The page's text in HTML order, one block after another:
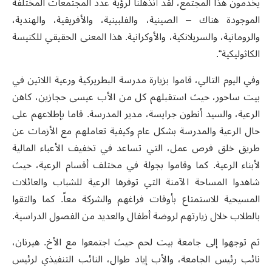
الموجودة هناك – الصينية، والفلبينية، والأفريقية، والهندية،
والرومانية، والسريلانكية، والأوكرانية. هذا المعنى الحقيقي للكنيسة
الكاثوليكية“.
وفي اليوم التالي، قاموا بزيارة مدرسة البطريركية ورعية اللاتين في
بيت ساحور، حيث استقبلهم كل من الأب عيسى حجازين، كاهن
الرعية، والسيد أنطون جرايسة، مدير المدرسة. قاما بإطلاعهم على
حال الرعية والمدرسة بشكل عام وكيفية تعاملهم مع الأزمات عن
طريق خلق فرص عمل، التي تساعد في تخفيف الأعباء المالية
لأبناء الرعية. كما وقاموا بجولة في مختلف أقسام الرعية، حيث
شاهدوا المساحة الآمنة التي توفرها الرعية للشباب والعائلات
المسيحية للاستمتاع بأوقات فراغهم والشركة معاً. كما والتقوا
بالطلاب خلال زيارتهم لروضة أطفال والعديد من الفصول الدراسية.
ثم توجهوا إلى جامعة بيت لحم حيث اجتمعوا مع الأخ. هيرنان،
نائب رئيس الجامعة، والأب إياد طوال، النائب التنفيذي لرئيس